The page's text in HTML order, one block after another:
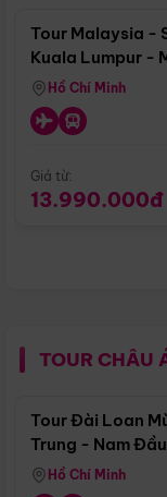
Tour Malaysia -
Kuala Lumpur -
Singapore
Hồ Chí Minh
Giá từ:
13.990.000đ
TOUR CHÂU
Tour Đài Loan
Trung - Nam
Hồ Chí Minh